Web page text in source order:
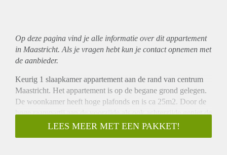
Op deze pagina vind je alle informatie over ditappartement
in Maastricht. Als je vragen hebt kun je contact opnemen met
de aanbieder.
Keurig 1 slaapkamer appartement aan de rand van centrum
Maastricht. Het appartement is op de begane grond gelegen.
De woonkamer heeft hoge plafonds en is ca 25m2. Door de
hoge raampartij aan de voorzijde als ook achterzijde geniet de
woonkamer veel natuurlijke lichtinval. De gesloten keuken is
v.v. een ruime keukenunit
LEES MEER MET EEN PAKKET!